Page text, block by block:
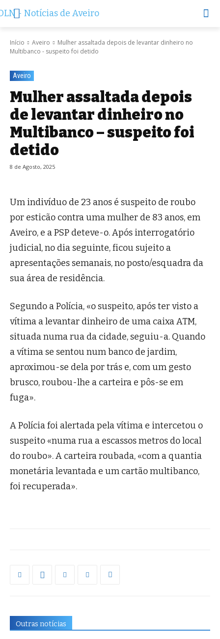
Início Aveiro
Mulher assaltada depois de levantar dinheiro no
Multibanco - suspeito foi detido
Aveiro
Mulher assaltada depois
de levantar dinheiro no
Multibanco – suspeito foi
detido
8 de Agosto, 2025
Um indivíduo de 23 anos é suspeito de roubo
por esticão contra uma mulher de 83 anos, em
Aveiro, e a PSP deteve-o. Após interrogatório
judicial, no dia seguinte, ficou sujeito a
apresentações semanais, no posto/esquadra da
sua área de residência.
Segundo a Polícia, «o suspeito, após ter visto a
vítima a levantar dinheiro de uma caixa ATM,
situada numa rua da cidade, seguiu-a. Quando
a vítima se sentou num banco de jardim,
aproximou-se dela por trás e, com um gesto
brusco, roubou-lhe a carteira e pôs-se em
fuga».
A Polícia foi alertada pela vítima e intercetou o
suspeito «numa rua a escassos metros do local
do roubo». A carteira roubada, «com a quantia
monetária levantada e um cartão multibanco,
foi recuperada».
Outras notícias